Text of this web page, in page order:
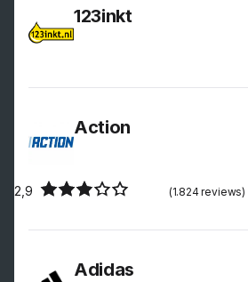
123inkt
Action
2,9 (1.824 reviews)
Adidas